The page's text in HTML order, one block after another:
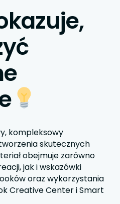
kompleksowy
skutecznych
obejmuje zarówno
jak i wskazówki
oraz wykorzystania
Creative Center i Smart